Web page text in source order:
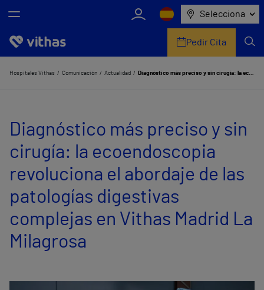
Selecciona
Nosotros
Servicios de salud
Equipo médico y asistencial
Comunicación
Pedir Cita
Hospitales Vithas Comunicación Actualidad Diagnóstico más preciso y sin cirugía: la ecoendoscopia revoluciona el abordaje de las patologías digestivas complejas en Vithas Madrid La Milagrosa
Diagnóstico más preciso y sin
cirugía: la ecoendoscopia
revoluciona el abordaje de las
patologías digestivas
complejas en Vithas Madrid La
Milagrosa